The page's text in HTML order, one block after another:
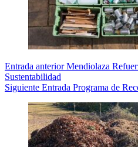
Entrada anteriorMendiolaza
Sustentabilidad
Siguiente Entrada Programa de